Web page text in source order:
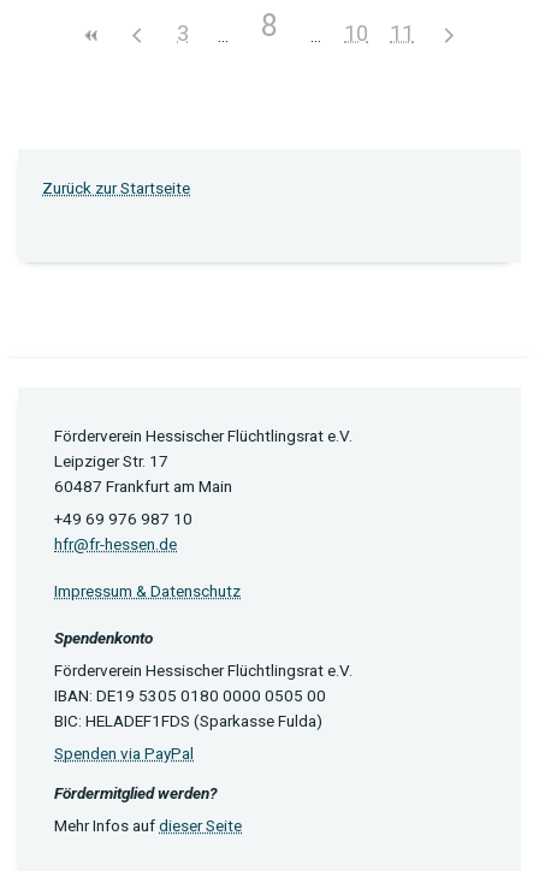
3 8 10 11
Zurück zur Startseite
Förderverein Hessischer Flüchtlingsrat e.V.
Leipziger Str. 17
60487 Frankfurt am Main
+49 69 976 987 10
hfr@fr-hessen.de
Impressum & Datenschutz
Spendenkonto
Förderverein Hessischer Flüchtlingsrat e.V.
IBAN: DE19 5305 0180 0000 0505 00
BIC: HELADEF1FDS (Sparkasse Fulda)
Spenden via PayPal
Fördermitglied werden?
Mehr Infos aufdieser Seite